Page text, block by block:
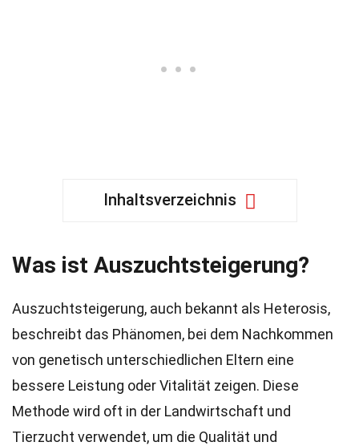
Inhaltsverzeichnis
Was ist Auszuchtsteigerung?
Auszuchtsteigerung, auch bekannt als Heterosis,
beschreibt das Phänomen, bei dem Nachkommen
von genetisch unterschiedlichen Eltern eine
bessere Leistung oder Vitalität zeigen. Diese
Methode wird oft in der Landwirtschaft und
Tierzucht verwendet, um die Qualität und